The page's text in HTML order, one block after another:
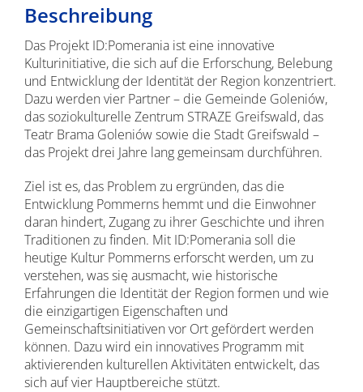
Beschreibung
Das Projekt ID:Pomerania ist eine innovative
Kulturinitiative, die sich auf die Erforschung, Belebung
und Entwicklung der Identität der Region konzentriert.
Dazu werden vier Partner – die Gemeinde Goleniów,
das soziokulturelle Zentrum STRAZE Greifswald, das
Teatr Brama Goleniów sowie die Stadt Greifswald –
das Projekt drei Jahre lang gemeinsam durchführen.
Ziel ist es, das Problem zu ergründen, das die
Entwicklung Pommerns hemmt und die Einwohner
daran hindert, Zugang zu ihrer Geschichte und ihren
Traditionen zu finden. Mit ID:Pomerania soll die
heutige Kultur Pommerns erforscht werden, um zu
verstehen, was się ausmacht, wie historische
Erfahrungen die Identität der Region formen und wie
die einzigartigen Eigenschaften und
Gemeinschaftsinitiativen vor Ort gefördert werden
können. Dazu wird ein innovatives Programm mit
aktivierenden kulturellen Aktivitäten entwickelt, das
sich auf vier Hauptbereiche stützt.